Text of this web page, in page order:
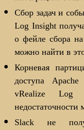
Сбор задач и
Log Insight
о фейле сбора
можно найти в
Корневая
доступа
vRealize Log
недостаточности
Slack не